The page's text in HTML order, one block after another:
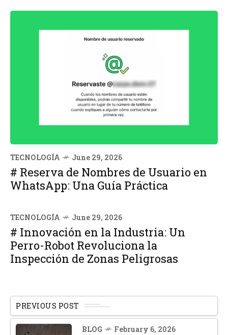
TECNOLOGÍA June 29, 2026
# Reserva de Nombres de Usuario en
WhatsApp: Una Guía Práctica
TECNOLOGÍA June 29, 2026
# Innovación en la Industria: Un
Perro-Robot Revoluciona la
Inspección de Zonas Peligrosas
PREVIOUS POST
BLOG February 6, 2026